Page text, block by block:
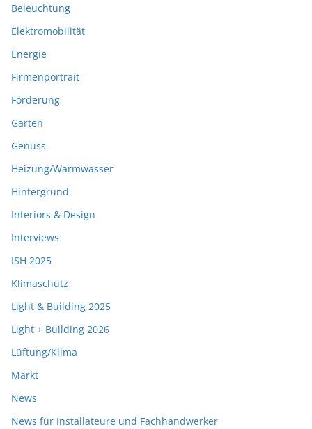
Beleuchtung
Elektromobilität
Energie
Firmenportrait
Förderung
Garten
Genuss
Heizung/Warmwasser
Hintergrund
Interiors & Design
Interviews
ISH 2025
Klimaschutz
Light & Building 2025
Light + Building 2026
Lüftung/Klima
Markt
News
News für Installateure und Fachhandwerker